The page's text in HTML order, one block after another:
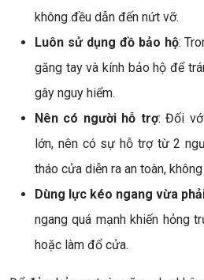
không đều dẫn đến nứt vỡ.
Luôn sử dụng đồ bảo hộ:
găng tay và kính bảo hộ để
gây nguy hiểm.
Nên có người hỗ trợ: Đối
lớn, nên có sự hỗ trợ từ 2
tháo cửa diễn ra an toàn,
Dùng lực kéo ngang vừa
ngang quá mạnh khiến hỏng
hoặc làm đổ cửa.